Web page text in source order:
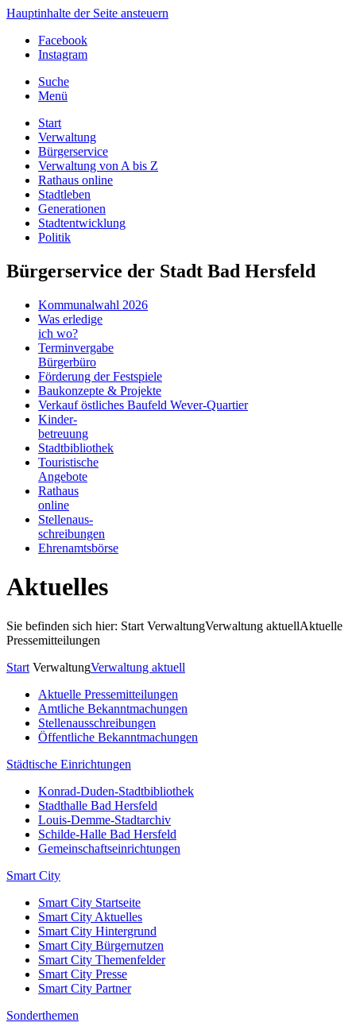
Hauptinhalte der Seite ansteuern
Facebook
Instagram
Suche
Menü
Start
Verwaltung
Bürgerservice
Verwaltung von A bis Z
Rathaus online
Stadtleben
Generationen
Stadtentwicklung
Politik
Bürgerservice der Stadt Bad Hersfeld
Kommunalwahl 2026
Was erledige
ich wo?
Terminvergabe
Bürgerbüro
Förderung der Festspiele
Baukonzepte & Projekte
Verkauf östliches Baufeld Wever-Quartier
Kinder-
betreuung
Stadtbibliothek
Touristische
Angebote
Rathaus
online
Stellenaus-
schreibungen
Ehrenamtsbörse
Aktuelles
Sie befinden sich hier: Start VerwaltungVerwaltung aktuellAktuelle
Pressemitteilungen
Start VerwaltungVerwaltung aktuell
Aktuelle Pressemitteilungen
Amtliche Bekanntmachungen
Stellenausschreibungen
Öffentliche Bekanntmachungen
Städtische Einrichtungen
Konrad-Duden-Stadtbibliothek
Stadthalle Bad Hersfeld
Louis-Demme-Stadtarchiv
Schilde-Halle Bad Hersfeld
Gemeinschaftseinrichtungen
Smart City
Smart City Startseite
Smart City Aktuelles
Smart City Hintergrund
Smart City Bürgernutzen
Smart City Themenfelder
Smart City Presse
Smart City Partner
Sonderthemen